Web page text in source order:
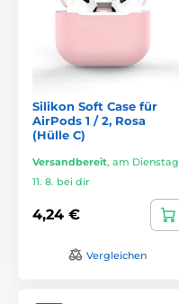
Silikon Soft Case für
AirPods 1 / 2, Rosa
(Hülle C)
Versandbereit, am Dienstag
11. 8. bei dir
4,24 €
Vergleichen